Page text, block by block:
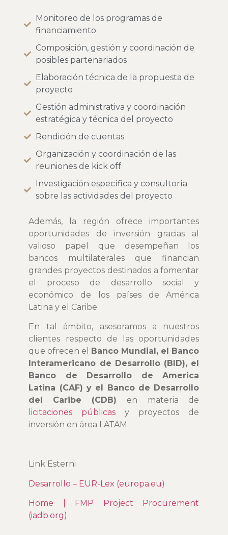
Monitoreo de los programas de
financiamiento
Composición, gestión y coordinación de
posibles partenariados
Elaboración técnica de la propuesta de
proyecto
Gestión administrativa y coordinación
estratégica y técnica del proyecto
Rendición de cuentas
Organización y coordinación de las
reuniones de kick off
Investigación específica y consultoría
sobre las actividades del proyecto
Además, la región ofrece importantes
oportunidades de inversión gracias al
valioso papel que desempeñan los
bancos multilaterales que financian
grandes proyectos destinados a fomentar
el proceso de desarrollo social y
económico de los países de América
Latina y el Caribe.
En tal ámbito, asesoramos a nuestros
clientes respecto de las oportunidades
que ofrecen el
Banco Mundial, el Banco
Interamericano de Desarrollo (BID), el
Banco de Desarrollo de America
Latina (CAF) y el Banco de Desarrollo
del Caribe (CDB) en materia de
licitaciones públicas y proyectos de
inversión en área LATAM.
Link Esterni
Desarrollo – EUR-Lex (europa.eu)
Home | FMP Project Procurement
(iadb.org)